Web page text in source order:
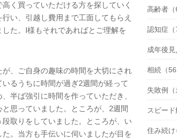
く買っていただける方を探していく
い、引越し費用まで工面してもらえ
た。 I様もそれであればとご理解を
、ご自身の趣味の時間を大切にされ
るうちに時間が過ぎ2週間が経って
半ば強引に時間を作っていただき、
思っていました。ところが、 2週間
取りをしていました。ところが、い
。当方も手伝いに伺いましたが目を
高齢者（
認知症（
成年後見
相続（56
失敗例（
スピード
住み続け